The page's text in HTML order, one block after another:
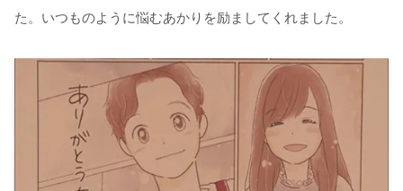
た。いつものように悩むあかりを励ましてくれました。